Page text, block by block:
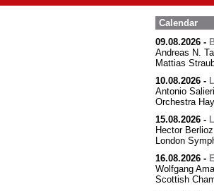
Calendar
09.08.2026-
Andreas N.
Mattias
10.08.2026-
Antonio
Orchestra
15.08.2026-
Hector
London
16.08.2026-
Wolfgang
Scottish